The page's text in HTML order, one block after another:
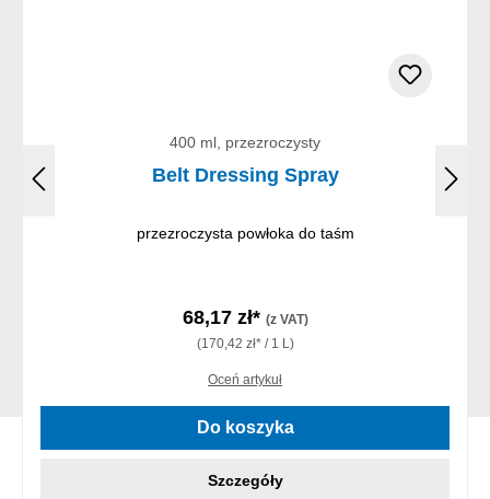
400 ml, przezroczysty
Belt Dressing Spray
przezroczysta powłoka do taśm
68,17 zł* (z VAT)
(170,42 zł* / 1 L)
Oceń artykuł
Do koszyka
Szczegóły